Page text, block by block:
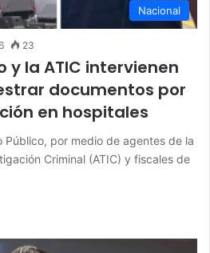
Nacional
23
y la ATIC intervienen
documentos por
en hospitales
Público, por medio de agentes de la
Criminal (ATIC) y fiscales de